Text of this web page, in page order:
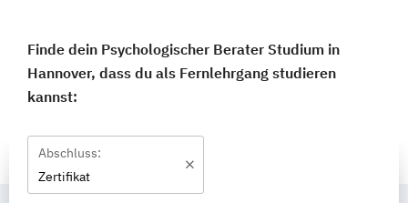
Finde dein Psychologischer Berater Studium in
Hannover, dass du als Fernlehrgang studieren
kannst:
Abschluss:
Zertifikat